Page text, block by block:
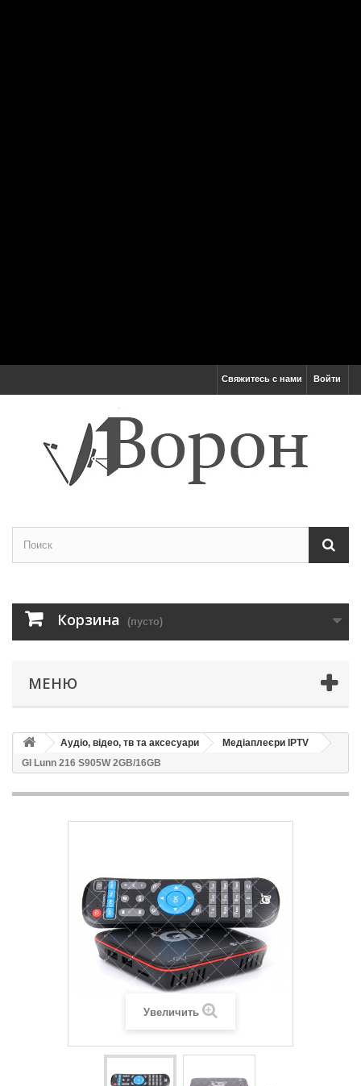
Войти
Свяжитесь с нами
Корзина (пусто)
МЕНЮ
Аудіо, відео, тв та аксесуари
Медіаплеєри IPTV
GI Lunn 216 S905W 2GB/16GB
Увеличить